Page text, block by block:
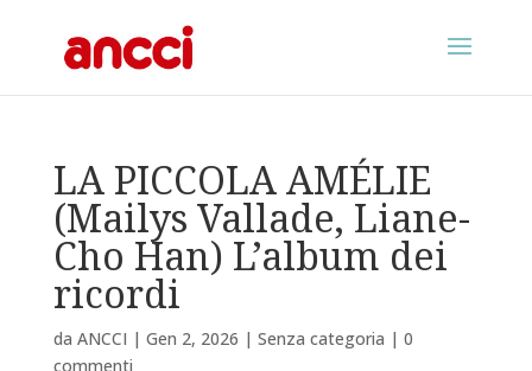
LA PICCOLA AMÉLIE
(Mailys Vallade, Liane-
Cho Han) L’album dei
ricordi
da ANCCI | Gen 2, 2026 | Senza categoria | 0
commenti